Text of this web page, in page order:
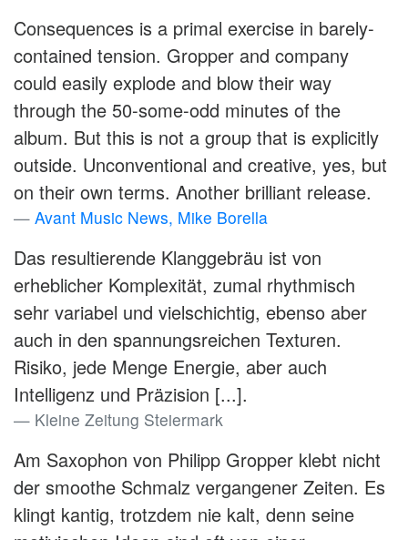
Consequences is a primal exercise in barely-
contained tension. Gropper and company
could easily explode and blow their way
through the 50-some-odd minutes of the
album. But this is not a group that is explicitly
outside. Unconventional and creative, yes, but
on their own terms. Another brilliant release.
Avant Music News, Mike Borella
Das resultierende Klanggebräu ist von
erheblicher Komplexität, zumal rhythmisch
sehr variabel und vielschichtig, ebenso aber
auch in den spannungsreichen Texturen.
Risiko, jede Menge Energie, aber auch
Intelligenz und Präzision [...].
Kleine Zeitung Steiermark
Am Saxophon von Philipp Gropper klebt nicht
der smoothe Schmalz vergangener Zeiten. Es
klingt kantig, trotzdem nie kalt, denn seine